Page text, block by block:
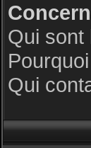
Qui sont
Qui